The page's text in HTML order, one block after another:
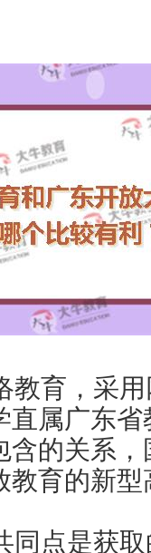
教育，采
直属广东
含的关系
教育的新
同点是获